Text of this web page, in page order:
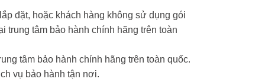
đặt, hoặc khách hàng không sử dụng gói
tâm bảo hành chính hãng trên toàn
tâm bảo hành chính hãng trên toàn quốc.
vụ bảo hành tận nơi.